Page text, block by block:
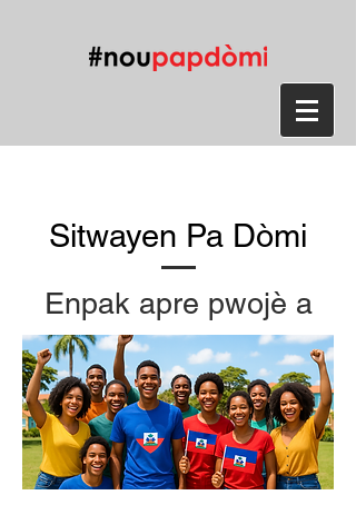
Sitwayen Pa Dòmi
Enpak apre pwojè a